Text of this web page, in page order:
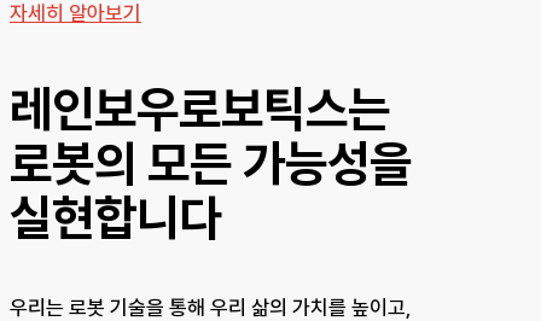
자세히 알아보기
레인보우로보틱스는
로봇의 모든 가능성을
실현합니다
우리는 로봇 기술을 통해 우리 삶의 가치를 높이고,